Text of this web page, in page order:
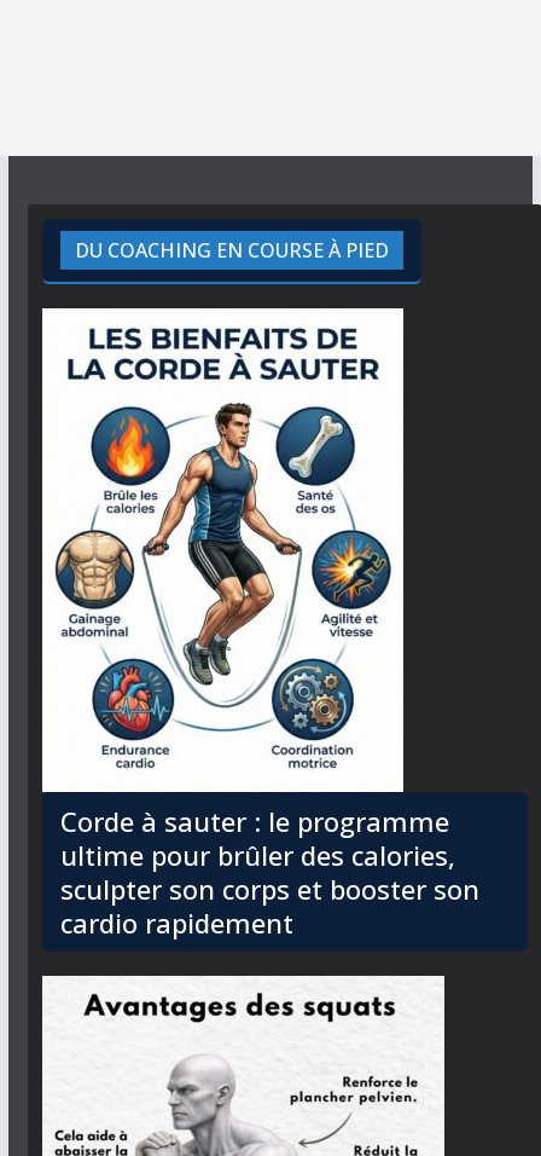
DU COACHING EN COURSE À PIED
Corde à sauter : le programme
ultime pour brûler des calories,
sculpter son corps et booster son
cardio rapidement